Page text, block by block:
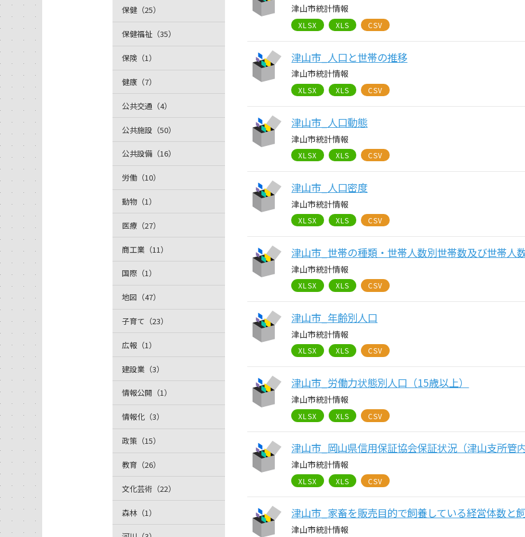
津山市統計情報
XLSX XLS CSV
津山市_人口と世帯の推移
津山市統計情報
XLSX XLS CSV
津山市_人口動態
津山市統計情報
XLSX XLS CSV
津山市_人口密度
津山市統計情報
XLSX XLS CSV
津山市_世帯の種類・世帯人数別世帯数及び世帯人
津山市統計情報
XLSX XLS CSV
津山市_年齢別人口
津山市統計情報
XLSX XLS CSV
津山市_労働力状態別人口（15歳以上）
津山市統計情報
XLSX XLS CSV
津山市_岡山県信用保証協会保証状況（津山支所管
津山市統計情報
XLSX XLS CSV
津山市_家畜を販売目的で飼養している経営体数と
津山市統計情報
保健（25）
保健福祉（35）
保険（1）
健康（7）
公共交通（4）
公共施設（50）
公共設備（16）
労働（10）
動物（1）
医療（27）
商工業（11）
国際（1）
地図（47）
子育て（23）
広報（1）
建設業（3）
情報公開（1）
情報化（3）
政策（15）
教育（26）
文化芸術（22）
森林（1）